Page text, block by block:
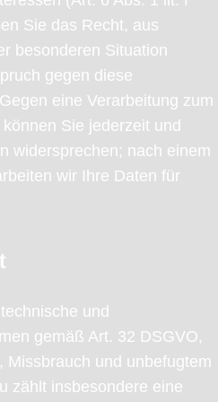
Sie das Recht, aus
besonderen Situation
gegen diese
eine Verarbeitung zum
Sie jederzeit und
widersprechen; nach einem
wir Ihre Daten für
und
gemäß Art. 32 DSGVO,
Missbrauch und unbefugtem
zählt insbesondere eine